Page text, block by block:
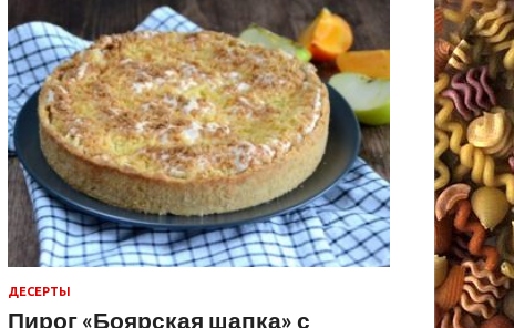
ДЕСЕРТЫ
Пирог «Боярская шапка» с